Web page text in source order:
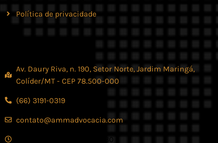
Política de privacidade
Av. Daury Riva, n. 190, Setor Norte, Jardim Maringá,
Colíder/MT - CEP 78.500-000
(66) 3191-0319
contato@ammadvocacia.com